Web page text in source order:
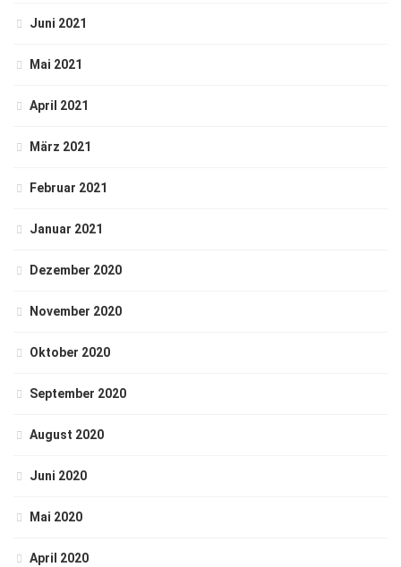
Juni 2021
Mai 2021
April 2021
März 2021
Februar 2021
Januar 2021
Dezember 2020
November 2020
Oktober 2020
September 2020
August 2020
Juni 2020
Mai 2020
April 2020